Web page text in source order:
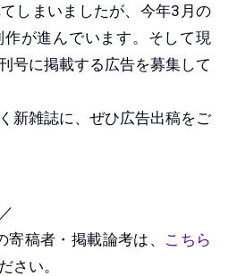
しまいましたが、今年3月の
が進んでいます。そして現
号に掲載する広告を募集して
新雑誌に、ぜひ広告出稿をご
稿者・掲載論考は、 こちら
さい。